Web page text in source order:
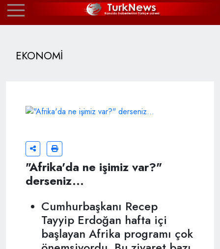
EKONOMİ
"Afrika'da ne işimiz var?"
derseniz...
Cumhurbaşkanı Recep
Tayyip Erdoğan hafta içi
başlayan Afrika programı çok